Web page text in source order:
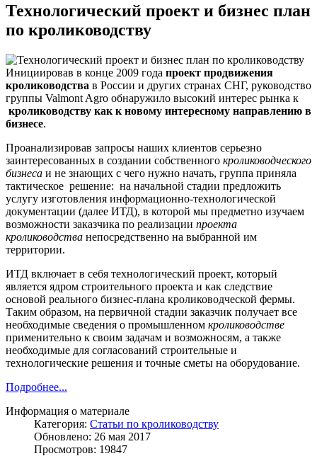
Технологический проект и бизнес план
по кролиководству
Инициировав в конце 2009 года проект продвижения
кролиководства в России и других странах СНГ, руководство
группы Valmont Agro обнаружило высокий интерес рынка к
кролиководству как к новому интересному направлению в
бизнесе.
Проанализировав запросы наших клиентов серьезно
заинтересованных в создании собственного кролиководческого
бизнеса и не знающих с чего нужно начать, группа приняла
тактическое решение: на начальной стадии предложить
услугу изготовления информационно-технологической
документации (далее ИТД), в которой мы предметно изучаем
возможности заказчика по реализации проекта
кролиководства непосредственно на выбранной им
территории.
ИТД включает в себя технологический проект, который
является ядром строительного проекта и как следствие
основой реального бизнес-плана кролиководческой фермы.
Таким образом, на первичной стадии заказчик получает все
необходимые сведения о промышленном кролиководстве
применительно к своим задачам и возможносям, а также
необходимые для согласований строительные и
технологические решения и точные сметы на оборудование.
Подробнее...
Информация о материале
Категория: Статьи по кролиководству
Обновлено: 26 мая 2017
Просмотров: 19847